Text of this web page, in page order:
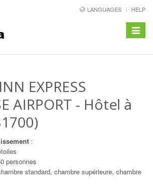
LANGUAGES HELP
Toggle
EXPRESS
AIRPORT - Hôtel à
:
personnes
standard, chambre supérieure, chambre